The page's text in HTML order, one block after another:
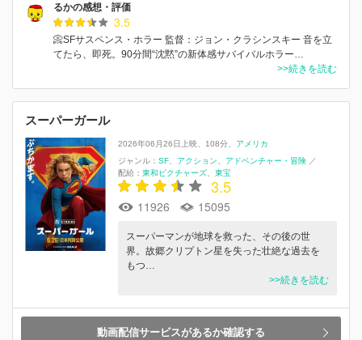
るかの感想・評価
3.5
📀SFサスペンス・ホラー 監督：ジョン・クラシンスキー 音を立
てたら、即死。90分間“沈黙”の新体感サバイバルホラー…
>>続きを読む
スーパーガール
2026年06月26日上映 108分
アメリカ
ジャンル： SF アクション アドベンチャー・冒険 ／
配給： 東和ピクチャーズ 東宝
3.5
11926 15095
スーパーマンが地球を救った、その後の世
界。故郷クリプトン星を失った壮絶な過去を
もつ…
>>続きを読む
動画配信サービスがあるか確認する